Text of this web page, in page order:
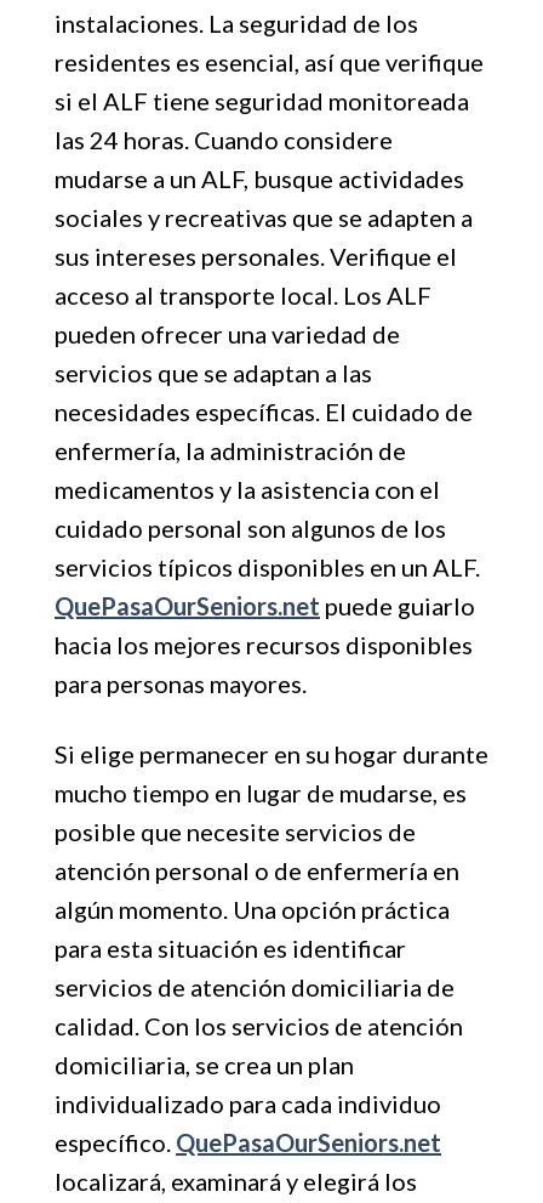
instalaciones. La seguridad de los
residentes es esencial, así que verifique
si el ALF tiene seguridad monitoreada
las 24 horas. Cuando considere
mudarse a un ALF, busque actividades
sociales y recreativas que se adapten a
sus intereses personales. Verifique el
acceso al transporte local. Los ALF
pueden ofrecer una variedad de
servicios que se adaptan a las
necesidades específicas. El cuidado de
enfermería, la administración de
medicamentos y la asistencia con el
cuidado personal son algunos de los
servicios típicos disponibles en un ALF.
QuePasaOurSeniors.net puede guiarlo
hacia los mejores recursos disponibles
para personas mayores.
Si elige permanecer en su hogar durante
mucho tiempo en lugar de mudarse, es
posible que necesite servicios de
atención personal o de enfermería en
algún momento. Una opción práctica
para esta situación es identificar
servicios de atención domiciliaria de
calidad. Con los servicios de atención
domiciliaria, se crea un plan
individualizado para cada individuo
específico. QuePasaOurSeniors.net
localizará, examinará y elegirá los